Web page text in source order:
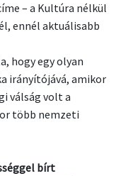
– a Kultúra nélkül
ennél aktuálisabb
hogy egy olyan
irányítójává, amikor
válság volt a
több nemzeti
bírt